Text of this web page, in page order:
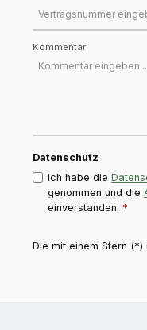
Kommentar
Datenschutz
Ich habe die
genommen und die
einverstanden. *
Die mit einem Stern